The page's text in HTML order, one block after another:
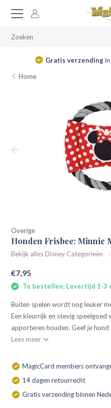
Gratis verzendingin
Home
Overige
Honden Frisbee: Minnie
Bekijk alles Disney Categorieën
€7,95
Te bestellen: Levertijd 1-3
Buiten spelen wordt nog leuker
Een kleurrijk en stevig speelgoed
apporteren houden. Geef je hond
Lees meer
MagicCard members
14 dagen retourrecht
Gratis verzending binnen